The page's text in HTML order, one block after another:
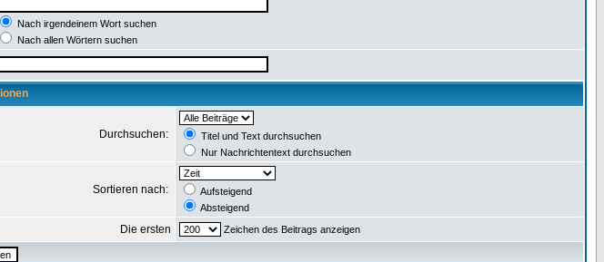
Nach irgendeinem Wort suchen
Nach allen Wörtern suchen
Durchsuchen:
Titel und Text durchsuchen
Nur Nachrichtentext durchsuchen
Sortieren nach:
Aufsteigend
Absteigend
Die ersten Zeichen des Beitrags anzeigen